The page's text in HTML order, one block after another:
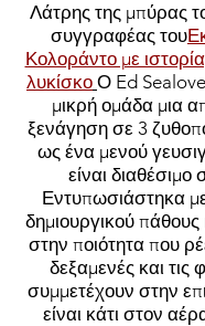
Λάτρης της μπύρας
συγγραφέας του
Κολοράντο με
λυκίσκο Ο Ed
μικρή ομάδα μια
ξενάγηση σε 3
ως ένα μενού
είναι διαθέσιμο
Εντυπωσιάστηκα με
δημιουργικού
στην ποιότητα που
δεξαμενές και
συμμετέχουν στην
είναι κάτι στον